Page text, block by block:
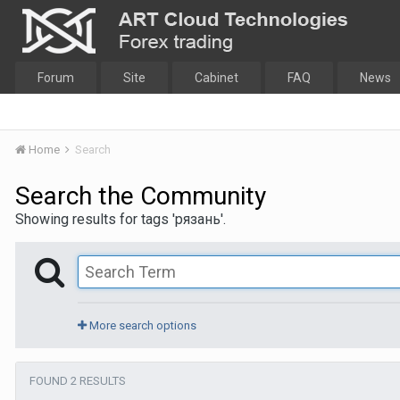
Forum Site Cabinet FAQ News
Home Search
Search the Community
Showing results for tags 'рязань'.
More search options
FOUND 2 RESULTS